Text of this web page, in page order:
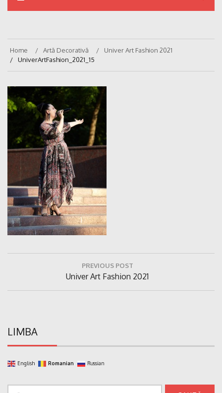
Home Artă Decorativă
Univer Art Fashion 2021
UniverArtFashion_2021_15
PREVIOUS POST
Previous
Post:
Univer Art Fashion 2021
LIMBA
English Romanian Russian